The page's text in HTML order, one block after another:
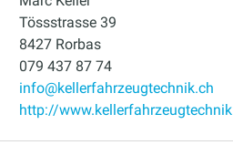
Tössstrasse 39
8427 Rorbas
079 437 87 74
info@kellerfahrzeugtechnik.ch
http://